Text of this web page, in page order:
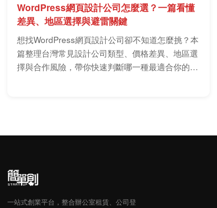
WordPress網頁設計公司怎麼選？一篇看懂
差異、地區選擇與避雷關鍵
想找WordPress網頁設計公司卻不知道怎麼挑？本
篇整理台灣常見設計公司類型、價格差異、地區選
擇與合作風險，帶你快速判斷哪一種最適合你的需
一站式創業平台，整合辦公室租賃、公司登